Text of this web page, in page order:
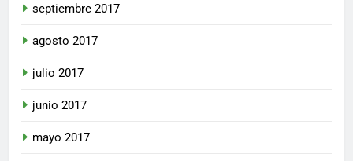
septiembre 2017
agosto 2017
julio 2017
junio 2017
mayo 2017